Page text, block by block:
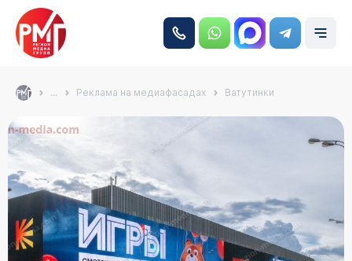
... Реклама на медиафасадах Ватутинки